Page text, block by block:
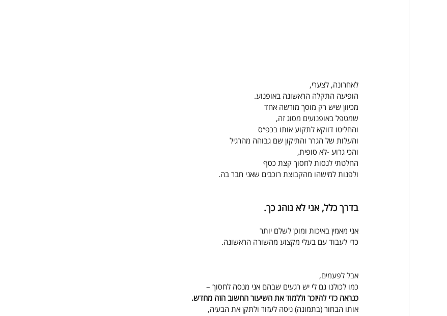
לאחרונה, לצערי,
הופיעה התקלה הראשונה באופנוע.
מכיוון שיש רק מוסך מורשה אחד
שמטפל באופנועים מסוג זה,
והחליטו דווקא לתקוע אותו בכפ״ס
והעלות של הגרר והתיקון שם גבוהה מהרגיל
והכי גרוע -לא סופית,
החלטתי לנסות לחסוך קצת כסף
ולפנות למישהו מהקבוצת רוכבים שאני חבר בה.
בדרך כלל, אני לא נוהג כך.
אני מאמין באיכות ומוכן לשלם יותר
כדי לעבוד עם בעלי מקצוע מהשורה הראשונה.
אבל לפעמים,
כמו לכולנו גם לי יש רגעים שבהם אני מנסה לחסוך –
כנראה כדי להיזכר וללמוד את השיעור החשוב הזה מחדש.
אותו הבחור (בתמונה) ניסה לעזור ולתקן את הבעיה,